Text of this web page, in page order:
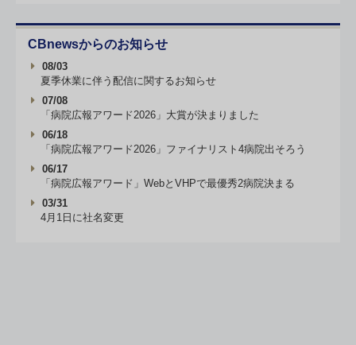
CBnewsからのお知らせ
08/03
夏季休業に伴う配信に関するお知らせ
07/08
「病院広報アワード2026」大賞が決まりました
06/18
「病院広報アワード2026」ファイナリスト4病院出そろう
06/17
「病院広報アワード」WebとVHPで最優秀2病院決まる
03/31
4月1日に社名変更